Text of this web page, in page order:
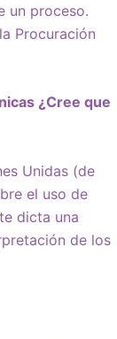
un proceso.
Procuración
¿Cree que
Unidas (de
el uso de
dicta una
de los